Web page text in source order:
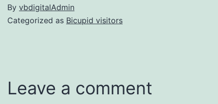
By vbdigitalAdmin
Categorized as Bicupid visitors
Leave a comment